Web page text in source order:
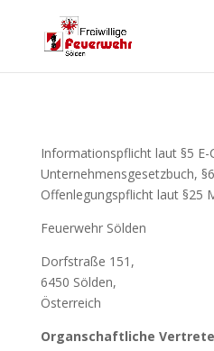
Informationspflicht laut §5 E-
Unternehmensgesetzbuch,
Offenlegungspflicht laut §25
Feuerwehr Sölden
Dorfstraße 151,
6450 Sölden,
Österreich
Organschaftliche